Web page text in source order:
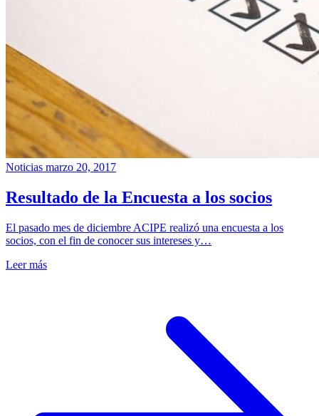
Noticias marzo 20, 2017
Resultado de la Encuesta a los socios
El pasado mes de diciembre ACIPE realizó una encuesta a los
socios, con el fin de conocer sus intereses y…
Leer más